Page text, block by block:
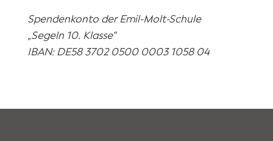
Spendenkonto der Emil-Molt-Schule
„Segeln 10. Klasse“
IBAN: DE58 3702 0500 0003 1058 04